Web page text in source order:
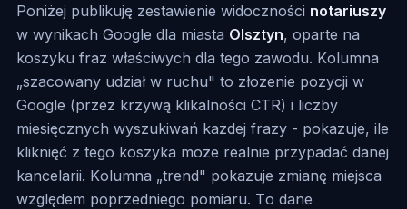
Poniżej publikuję zestawienie widoczności notariuszy
w wynikach Google dla miasta Olsztyn, oparte na
koszyku fraz właściwych dla tego zawodu. Kolumna
„szacowany udział w ruchu" to złożenie pozycji w
Google (przez krzywą klikalności CTR) i liczby
miesięcznych wyszukiwań każdej frazy - pokazuje, ile
kliknięć z tego koszyka może realnie przypadać danej
kancelarii. Kolumna „trend" pokazuje zmianę miejsca
względem poprzedniego pomiaru. To dane